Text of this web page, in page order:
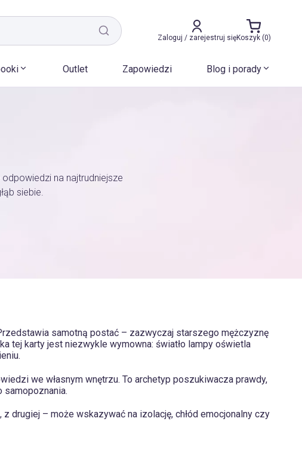
Zaloguj / zarejestruj sięKoszyk (0)
Outlet Zapowiedzi Blog i porady
na najtrudniejsze
siebie.
samotną postać – zazwyczaj starszego mężczyznę
tej karty jest niezwykle wymowna: światło lampy oświetla
we własnym wnętrzu. To archetyp poszukiwacza prawdy,
samopoznania.
drugiej – może wskazywać na izolację, chłód emocjonalny czy